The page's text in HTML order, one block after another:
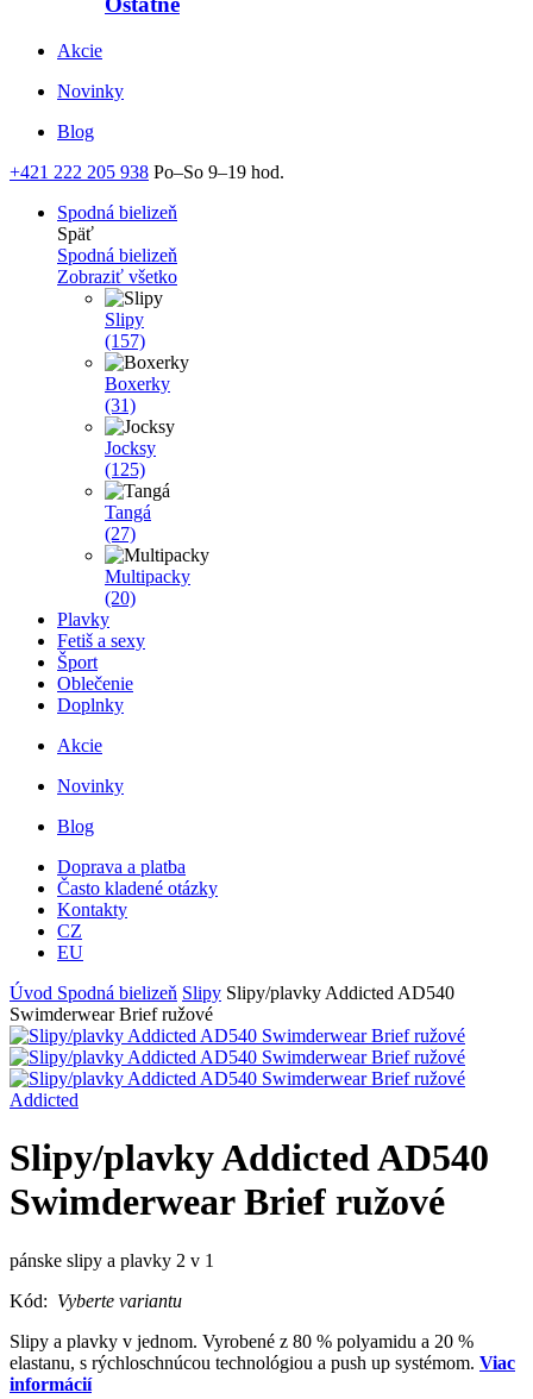
Akcie
Novinky
Blog
+421 222 205 938 Po–So 9–19 hod.
Spodná bielizeň
Späť
Spodná bielizeň
Zobraziť všetko
Slipy
(157)
Boxerky
(31)
Jocksy
(125)
Tangá
(27)
Multipacky
(20)
Plavky
Fetiš a sexy
Šport
Oblečenie
Doplnky
Akcie
Novinky
Blog
Doprava a platba
Často kladené otázky
Kontakty
CZ
EU
Úvod Spodná bielizeň Slipy Slipy/plavky Addicted AD540
Swimderwear Brief ružové
Addicted
Slipy/plavky Addicted AD540
Swimderwear Brief ružové
pánske slipy a plavky 2 v 1
Kód: Vyberte variantu
Slipy a plavky v jednom. Vyrobené z 80 % polyamidu a 20 %
elastanu, s rýchloschnúcou technológiou a push up systémom. Viac
informácií